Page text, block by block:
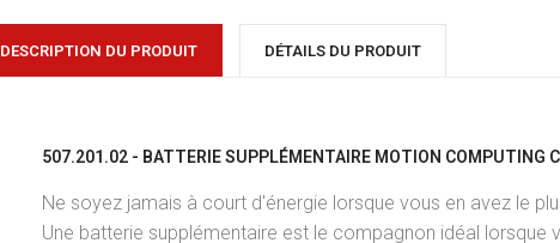
DESCRIPTION DU PRODUIT DÉTAILS DU PRODUIT
507.201.02 - BATTERIE SUPPLÉMENTAIRE MOTION COMPUTING
Ne soyez jamais à court d'énergie lorsque vous en avez le
Une batterie supplémentaire est le compagnon idéal lorsque